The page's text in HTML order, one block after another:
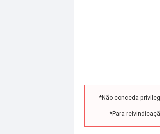
*Não conceda
*Para